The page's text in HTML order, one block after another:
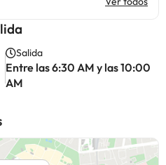
Salida
Entre las 6:30 AM y las 10:00
AM